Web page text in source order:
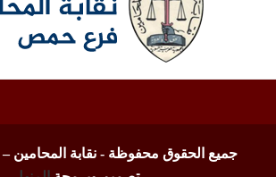
جميع الحقوق محفوظة - نقابة